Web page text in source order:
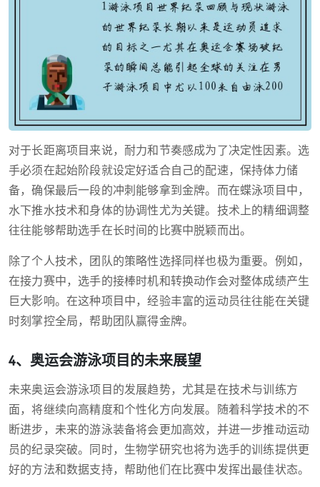
对于长距离项目来说，耐力和节奏感成为了决定性因素。选
手必须在起始阶段就设定好适合自己的配速，保持体力储
备，确保最后一段的冲刺能够拿到金牌。而在蝶泳项目中，
水下推水技术和身体的协调性尤为关键。技术上的精细调整
往往能够帮助选手在长时间的比赛中脱颖而出。
除了个人技术，团队的策略性选择同样也极为重要。例如，
在接力赛中，选手的接棒时机和转换动作会对整体成绩产生
巨大影响。在这种项目中，经验丰富的运动员往往能在关键
时刻掌控全局，帮助团队赢得金牌。
4、奥运会游泳项目的未来展望
未来奥运会游泳项目的发展趋势，尤其是在技术与训练方
面，将继续向高精度和个性化方向发展。随着科学技术的不
断进步，未来的游泳装备将会更加高效，并进一步推动运动
员的纪录突破。同时，生物学研究也将为选手的训练提供更
好的方法和数据支持，帮助他们在比赛中发挥出最佳状态。